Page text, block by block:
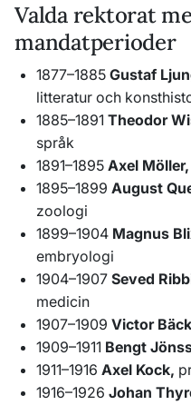
Valda rektorat
mandatperioder
1877–1885 Gustaf
litteratur och
1885–1891 Theodor
språk
1891–1895 Axel Möller,
1895–1899 August
zoologi
1899–1904 Magnus
embryologi
1904–1907 Seved
medicin
1907–1909 Victor
1909–1911 Bengt
1911–1916 Axel Kock,
1916–1926 Johan